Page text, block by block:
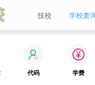
技校 学校查
代码 学费